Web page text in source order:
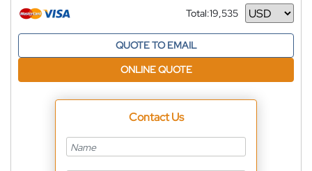
Total:19,535
Currency
QUOTE TO EMAIL
ONLINE QUOTE
Contact Us